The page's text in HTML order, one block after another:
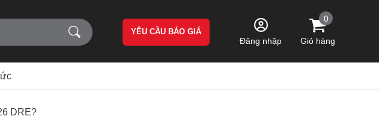
YÊU CẦU BÁO GIÁ
Đăng nhập
0
Giỏ hàng
DRE?